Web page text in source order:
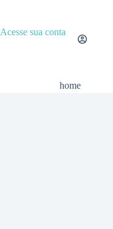
o
conteúdo
Acesse sua conta
home